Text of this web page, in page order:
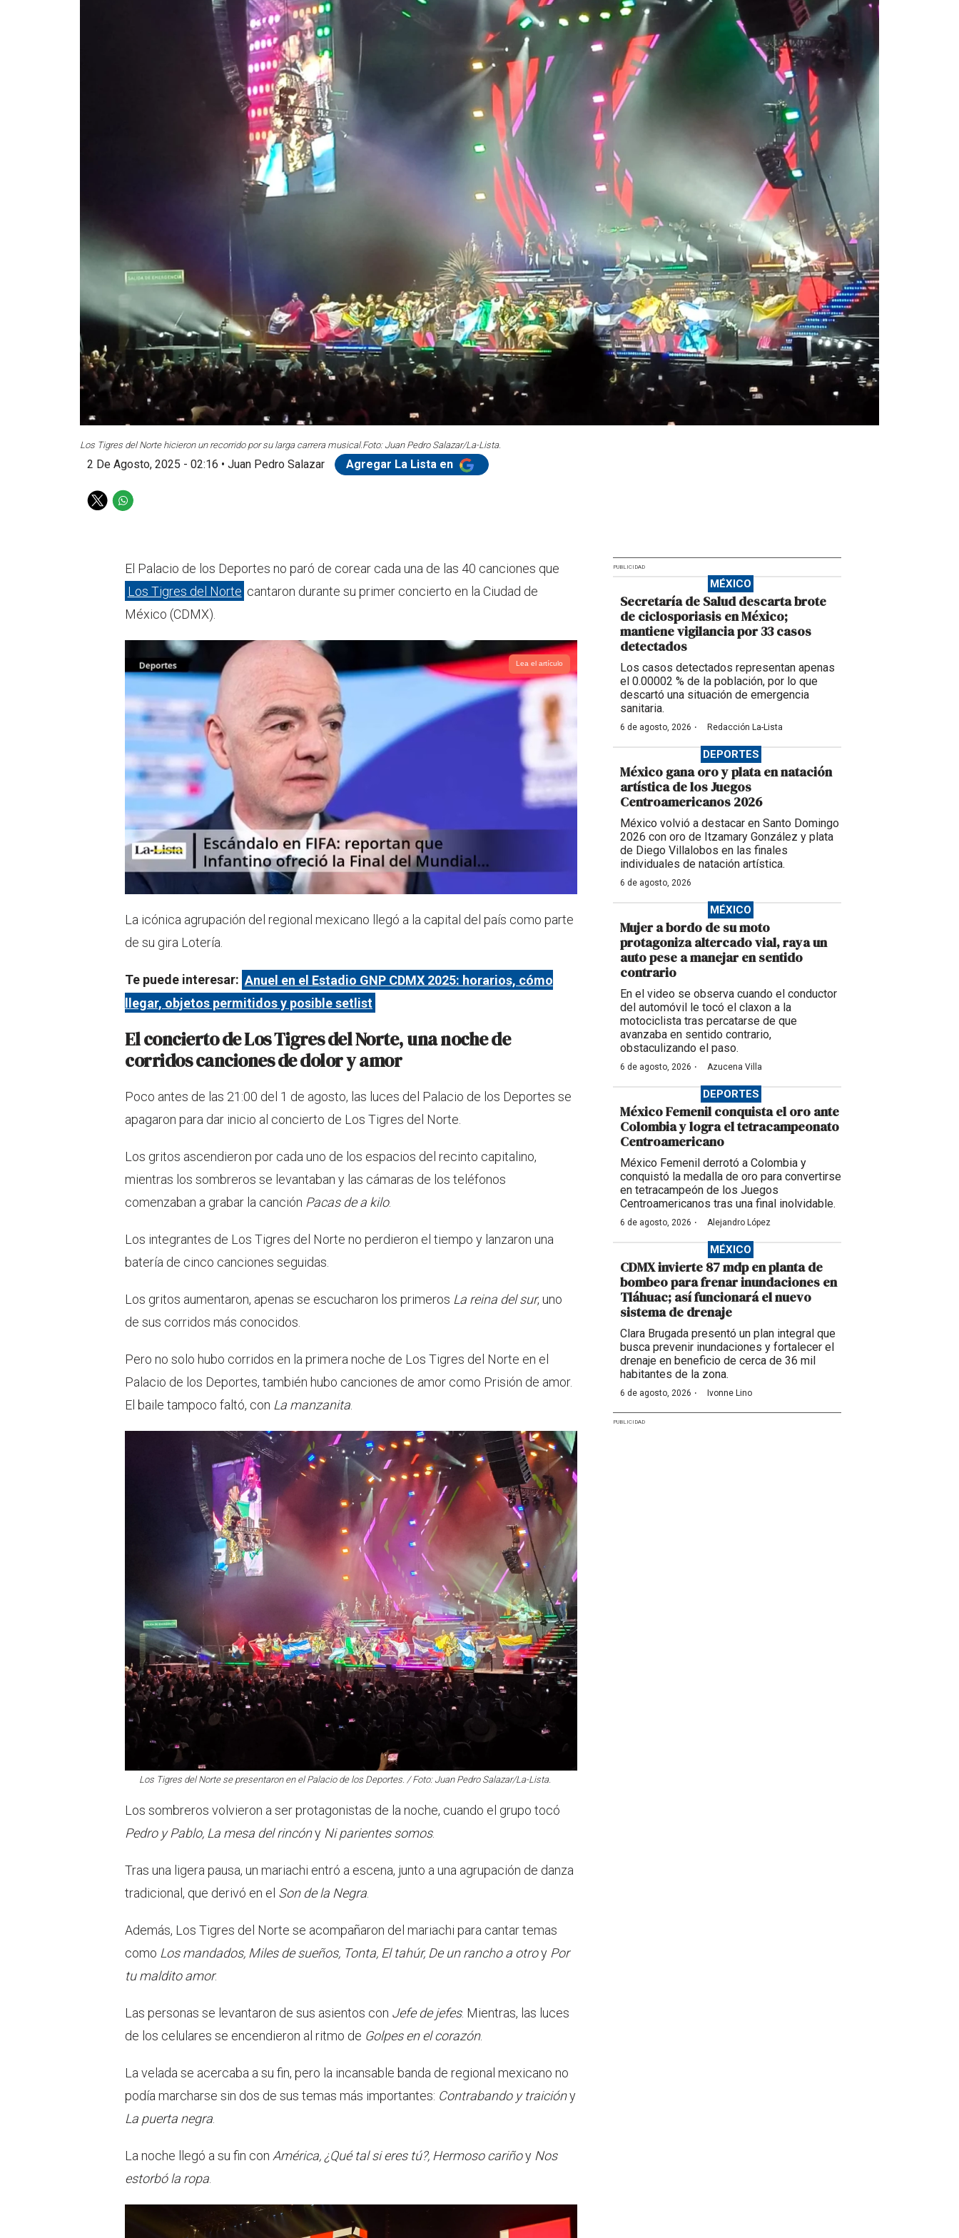
Los Tigres del Norte hicieron un recorrido por su larga carrera musical.Foto: Juan Pedro Salazar/La-Lista.
2 De Agosto, 2025 - 02:16 • Juan Pedro Salazar Agregar La Lista en
T
W
s
a
p
p
El Palacio de los Deportes no paró de corear cada una de las 40 canciones que
Los Tigres del Norte cantaron durante su primer concierto en la Ciudad de
México (CDMX).
Lea el artículo
La icónica agrupación del regional mexicano llegó a la capital del país como parte
de su gira Lotería.
Te puede interesar: Anuel en el Estadio GNP CDMX 2025: horarios, cómo
llegar, objetos permitidos y posible setlist
El concierto de Los Tigres del Norte, una noche de
corridos canciones de dolor y amor
Poco antes de las 21:00 del 1 de agosto, las luces del Palacio de los Deportes se
apagaron para dar inicio al concierto de Los Tigres del Norte.
Los gritos ascendieron por cada uno de los espacios del recinto capitalino,
mientras los sombreros se levantaban y las cámaras de los teléfonos
comenzaban a grabar la canción Pacas de a kilo.
Los integrantes de Los Tigres del Norte no perdieron el tiempo y lanzaron una
batería de cinco canciones seguidas.
Los gritos aumentaron, apenas se escucharon los primeros La reina del sur, uno
de sus corridos más conocidos.
Pero no solo hubo corridos en la primera noche de Los Tigres del Norte en el
Palacio de los Deportes, también hubo canciones de amor como Prisión de amor.
El baile tampoco faltó, con La manzanita.
Los Tigres del Norte se presentaron en el Palacio de los Deportes. / Foto: Juan Pedro Salazar/La-Lista.
Los sombreros volvieron a ser protagonistas de la noche, cuando el grupo tocó
Pedro y Pablo, La mesa del rincóny Ni parientes somos.
Tras una ligera pausa, un mariachi entró a escena, junto a una agrupación de danza
tradicional, que derivó en el Son de la Negra
Además, Los Tigres del Norte se acompañaron del mariachi para cantar temas
como Los mandados, Miles de sueños, Tonta, El tahúr, De un rancho a otroy Por
tu maldito amor.
Las personas se levantaron de sus asientos con Jefe de jefes. Mientras, las luces
de los celulares se encendieron al ritmo de Golpes en el corazón.
La velada se acercaba a su fin, pero la incansable banda de regional mexicano no
podía marcharse sin dos de sus temas más importantes: Contrabando y traicióny
La puerta negra
La noche llegó a su fin con América, ¿Qué tal si eres tú?, Hermoso cariñoy Nos
estorbó la ropa
PUBLICIDAD
MÉXICO
Secretaría de Salud descarta brote
de ciclosporiasis en México;
mantiene vigilancia por 33 casos
detectados
Los casos detectados representan apenas
el 0.00002 % de la población, por lo que
descartó una situación de emergencia
sanitaria.
6 de agosto, 2026 · Redacción La-Lista
DEPORTES
México gana oro y plata en natación
artística de los Juegos
Centroamericanos 2026
México volvió a destacar en Santo Domingo
2026 con oro de Itzamary González y plata
de Diego Villalobos en las finales
individuales de natación artística.
6 de agosto, 2026
MÉXICO
Mujer a bordo de su moto
protagoniza altercado vial, raya un
auto pese a manejar en sentido
contrario
En el video se observa cuando el conductor
del automóvil le tocó el claxon a la
motociclista tras percatarse de que
avanzaba en sentido contrario,
obstaculizando el paso.
6 de agosto, 2026 · Azucena Villa
DEPORTES
México Femenil conquista el oro ante
Colombia y logra el tetracampeonato
Centroamericano
México Femenil derrotó a Colombia y
conquistó la medalla de oro para convertirse
en tetracampeón de los Juegos
Centroamericanos tras una final inolvidable.
6 de agosto, 2026 · Alejandro López
MÉXICO
CDMX invierte 87 mdp en planta de
bombeo para frenar inundaciones en
Tláhuac; así funcionará el nuevo
sistema de drenaje
Clara Brugada presentó un plan integral que
busca prevenir inundaciones y fortalecer el
drenaje en beneficio de cerca de 36 mil
habitantes de la zona.
6 de agosto, 2026 · Ivonne Lino
PUBLICIDAD